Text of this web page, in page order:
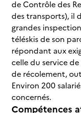
de Contrôle des
des transports), il
grandes
téléskis de son
répondant aux
celle du service
de récolement,
Environ 200
concernés.
Compétences